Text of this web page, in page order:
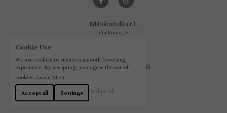
Edilcolombelli s.r.l.
Via Roma, 8
Powered by Davide Colombelli
Terms & Conditions
Cookie Use
We use cookies to ensure a smooth browsing
experience. By accepting, you agree the use of
cookies. Learn More
Accept all Settings Decline All